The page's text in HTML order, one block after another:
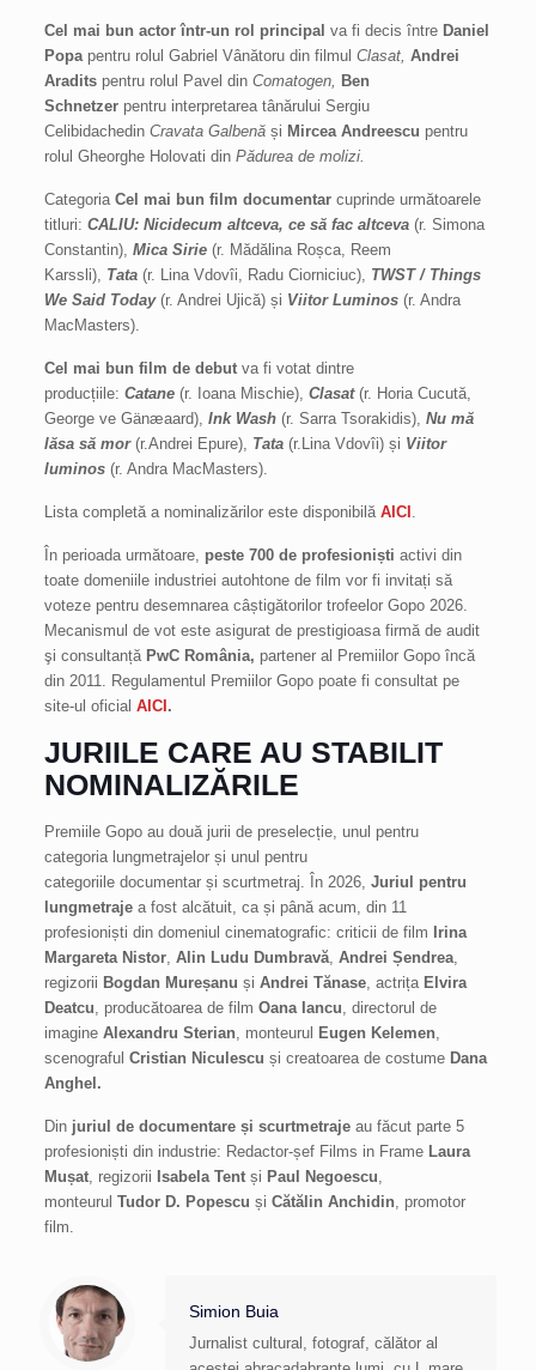
Cel mai bun actor într-un rol principal va fi decis între Daniel
Popa pentru rolul Gabriel Vânătoru din filmul Clasat, Andrei
Aradits pentru rolul Pavel din Comatogen, Ben
Schnetzer pentru interpretarea tânărului Sergiu
Celibidachedin Cravata Galbenă și Mircea Andreescu pentru
rolul Gheorghe Holovati din Pădurea de molizi.
Categoria Cel mai bun film documentar cuprinde următoarele
titluri: CALIU: Nicidecum altceva, ce să fac altceva(r. Simona
Constantin), Mica Sirie(r. Mădălina Roșca, Reem
Karssli), Tata(r. Lina Vdovîi, Radu Ciorniciuc), TWST / Things
We Said Today (r. Andrei Ujică) și Viitor Luminos(r. Andra
MacMasters).
Cel mai bun film de debutva fi votat dintre
producțiile: Catane (r. Ioana Mischie), Clasat (r. Horia Cucută,
George ve Gänæaard), Ink Wash (r. Sarra Tsorakidis), Nu mă
lăsa să mor (r.Andrei Epure), Tata (r.Lina Vdovîi) și Viitor
luminos(r. Andra MacMasters).
Lista completă a nominalizărilor este disponibilă AICI .
În perioada următoare, peste 700 de profesioniști activi din
toate domeniile industriei autohtone de film vor fi invitați să
voteze pentru desemnarea câștigătorilor trofeelor Gopo 2026.
Mecanismul de vot este asigurat de prestigioasa firmă de audit
şi consultanță PwC România, partener al Premiilor Gopo încă
din 2011. Regulamentul Premiilor Gopo poate fi consultat pe
site-ul oficial AICI .
JURIILE CARE AU STABILIT
NOMINALIZĂRILE
Premiile Gopo au două jurii de preselecție, unul pentru
categoria lungmetrajelor și unul pentru
categoriile documentar și scurtmetraj. În 2026, Juriul pentru
lungmetraje a fost alcătuit, ca și până acum, din 11
profesioniști din domeniul cinematografic: criticii de film
Irina
Margareta Nistor, Alin Ludu Dumbravă, Andrei Șendrea,
regizorii Bogdan Mureșanu și Andrei Tănase, actrița Elvira
Deatcu, producătoarea de film Oana Iancu, directorul de
imagine Alexandru Sterian, monteurul Eugen Kelemen,
scenograful Cristian Niculescu și creatoarea de costume Dana
Anghel.
Din juriul de documentare și scurtmetraje au făcut parte 5
profesioniști din industrie: Redactor-șef Films in Frame Laura
Mușat, regizorii Isabela Tentși Paul Negoescu,
monteurul Tudor D. Popescu și Cătălin Anchidin, promotor
film.
Simion Buia
Jurnalist cultural, fotograf, călător al